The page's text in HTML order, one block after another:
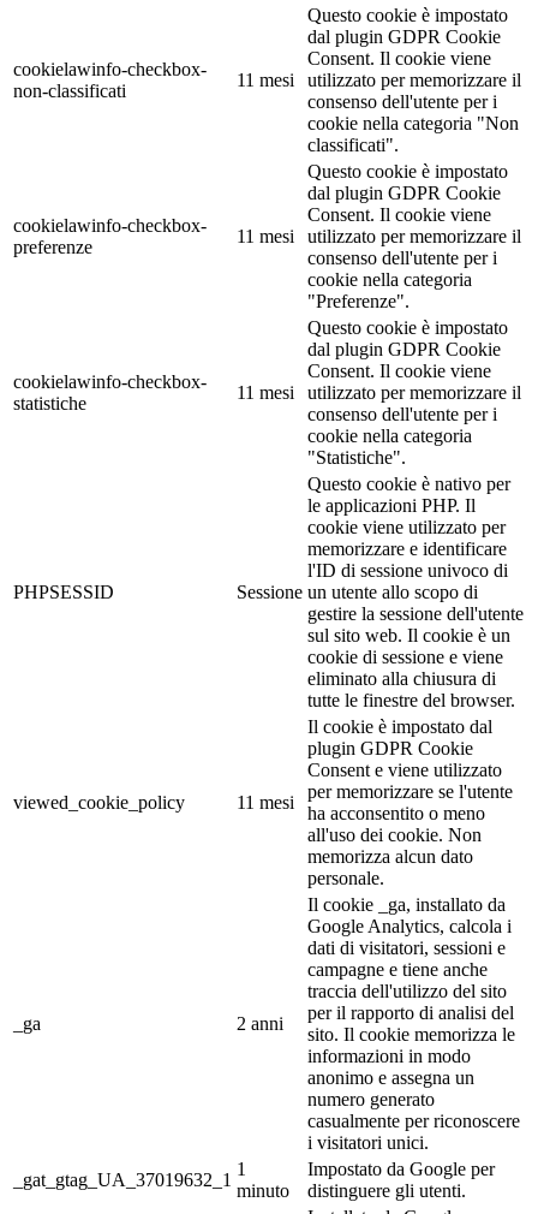
cookielawinfo-checkbox-
non-classificati
11 mesi
Questo cookie è impostato
dal plugin GDPR Cookie
Consent. Il cookie viene
utilizzato per memorizzare il
consenso dell'utente per i
cookie nella categoria "Non
classificati".
cookielawinfo-checkbox-
preferenze
11 mesi
Questo cookie è impostato
dal plugin GDPR Cookie
Consent. Il cookie viene
utilizzato per memorizzare il
consenso dell'utente per i
cookie nella categoria
"Preferenze".
cookielawinfo-checkbox-
statistiche
11 mesi
Questo cookie è impostato
dal plugin GDPR Cookie
Consent. Il cookie viene
utilizzato per memorizzare il
consenso dell'utente per i
cookie nella categoria
"Statistiche".
PHPSESSID Sessione
Questo cookie è nativo per
le applicazioni PHP. Il
cookie viene utilizzato per
memorizzare e identificare
l'ID di sessione univoco di
un utente allo scopo di
gestire la sessione dell'utente
sul sito web. Il cookie è un
cookie di sessione e viene
eliminato alla chiusura di
tutte le finestre del browser.
viewed_cookie_policy 11 mesi
Il cookie è impostato dal
plugin GDPR Cookie
Consent e viene utilizzato
per memorizzare se l'utente
ha acconsentito o meno
all'uso dei cookie. Non
memorizza alcun dato
personale.
_ga 2 anni
Il cookie _ga, installato da
Google Analytics, calcola i
dati di visitatori, sessioni e
campagne e tiene anche
traccia dell'utilizzo del sito
per il rapporto di analisi del
sito. Il cookie memorizza le
informazioni in modo
anonimo e assegna un
numero generato
casualmente per riconoscere
i visitatori unici.
_gat_gtag_UA_37019632_1
1
minuto
Impostato da Google per
distinguere gli utenti.